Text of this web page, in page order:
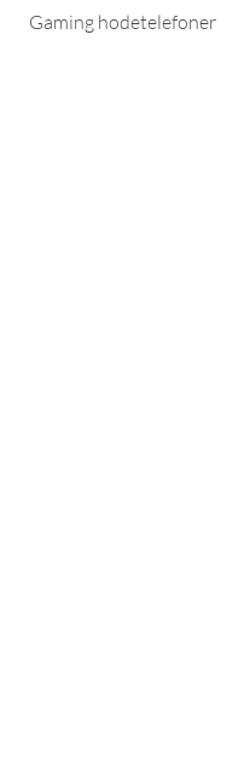
Gaming hodetelefoner